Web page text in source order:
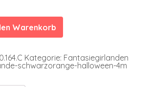
Warenkorb
Kategorie: Fantasiegirlanden
schwarzorange-halloween-4m